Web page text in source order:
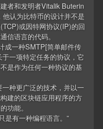
者和发明者Vitalik Buterin
认为比特币的设计并不是
或因特网协议(IP)的回
信语言的代码。
成一种SMTP[简单邮件传
一项特定任务的协议，它
是作为任何一种协议的基
种更广泛的技术，并以一
建的区块链应用程序的方
功能。
是有一种编程语言。”